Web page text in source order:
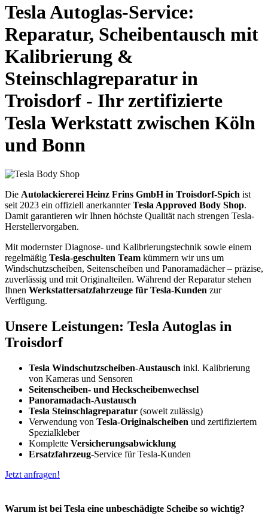
Tesla Autoglas-Service:
Reparatur, Scheibentausch mit
Kalibrierung &
Steinschlagreparatur in
Troisdorf - Ihr zertifizierte
Tesla Werkstatt zwischen Köln
und Bonn
Die Autolackiererei Heinz Frins GmbH in Troisdorf-Spich ist
seit 2023 ein offiziell anerkannterTesla Approved Body Shop.
Damit garantieren wir Ihnen höchste Qualität nach strengen Tesla-
Herstellervorgaben.
Mit modernster Diagnose- und Kalibrierungstechnik sowie einem
regelmäßig Tesla-geschulten Team kümmern wir uns um
Windschutzscheiben, Seitenscheiben und Panoramadächer – präzise,
zuverlässig und mit Originalteilen. Während der Reparatur stehen
Ihnen Werkstattersatzfahrzeuge für Tesla-Kunden zur
Verfügung.
Unsere Leistungen: Tesla Autoglas in
Troisdorf
Tesla Windschutzscheiben-Austausch inkl. Kalibrierung
von Kameras und Sensoren
Seitenscheiben- und Heckscheibenwechsel
Panoramadach-Austausch
Tesla Steinschlagreparatur (soweit zulässig)
Verwendung von Tesla-Originalscheiben und zertifiziertem
Spezialkleber
Komplette Versicherungsabwicklung
Ersatzfahrzeug-Service für Tesla-Kunden
Jetzt anfragen!
Warum ist bei Tesla eine unbeschädigte Scheibe so wichtig?